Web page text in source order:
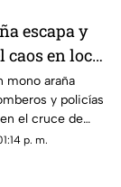
escapa y
caos en local
en
| VIDEO
mono araña
y policías
el cruce de
en
p. m.